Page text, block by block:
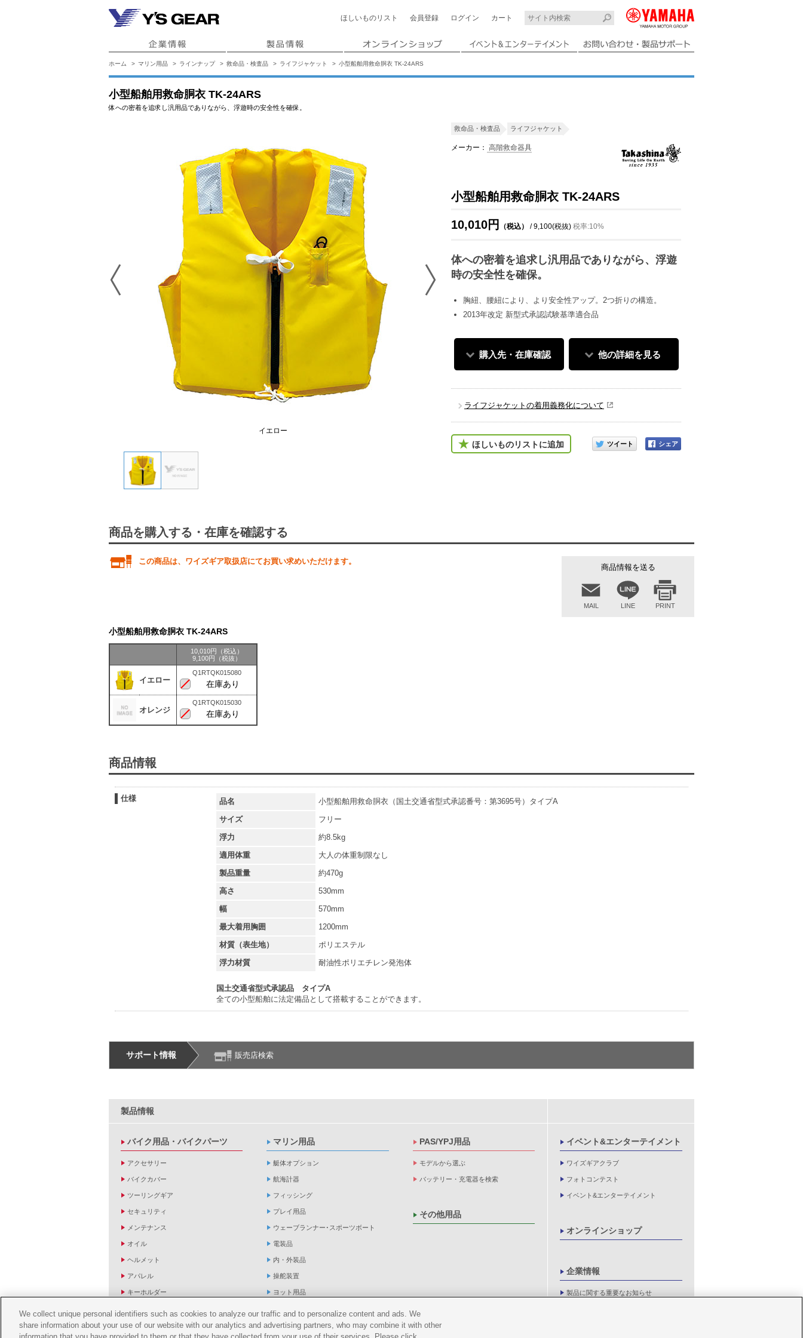
ほしいもの リスト 会員登録 ログイン カート
ホーム マリン用品 ラインナップ 救命品・検査品 ライフジャケット 小型船舶用救命胴衣 TK-24ARS
小型船舶用救命胴衣 TK-24ARS
体への密着を追求し汎用品でありながら、浮遊時の安全性を確保。
救命品・検査品 ライフジャケット
メーカー： 高階救命器具
小型船舶用救命胴衣 TK-24ARS
10,010円 （税込） / 9,100(税抜) 税率:10%
体への密着を追求し汎用品でありながら、浮遊
時の安全性を確保。
胸紐、腰紐により、より安全性アップ。2つ折りの構造。
2013年改定 新型式承認試験基準適合品
購入先・在庫確認 他の詳細を見る
ライフジャケットの着用義務化について
ほしいものリストに追加
このアイテムをシェアする
イエロー
商品を購入する・在庫を確認する
商品情報を送る
MAIL LINE PRINT
この商品は、ワイズギア取扱店にてお買い求めいただけます。
小型船舶用救命胴衣 TK-24ARS
10,010円（税込）
9,100円（税抜）
イエロー
Q1RTQK015080
在庫あり
オレンジ
Q1RTQK015030
在庫あり
商品情報
仕様 品名
小型船舶用救命胴衣（国土交通省型式承認番号：第3695号）タイプA
サイズ
フリー
浮力
約8.5kg
適用体重
大人の体重制限なし
製品重量
約470g
高さ
530mm
幅
570mm
最大着用胸囲
1200mm
材質（表生地）
ポリエステル
浮力材質
耐油性ポリエチレン発泡体
国土交通省型式承認品 タイプA
全ての小型船舶に法定備品として搭載することができます。
サポート情報 販売店検索
製品情報
バイク用品・バイクパーツ
アクセサリー
バイクカバー
ツーリングギア
セキュリティ
メンテナンス
オイル
ヘルメット
アパレル
キーホルダー
バイク雑貨
マリン用品
艇体オプション
航海計器
フィッシング
プレイ用品
ウェーブランナー･スポーツボート
電装品
内・外装品
操舵装置
ヨット用品
救命品・検査品
PAS/YPJ用品
モデルから選ぶ
バッテリー・充電器を検索
その他用品
イベント&エンターテイメント
ワイズギアクラブ
フォトコンテスト
イベント&エンターテイメント
オンラインショップ
企業情報
製品に関する重要なお知らせ
We collect unique personal identifiers such as cookies to analyze our traffic and to personalize content and ads. We
share information about your use of our website with our analytics and advertising partners, who may combine it with other